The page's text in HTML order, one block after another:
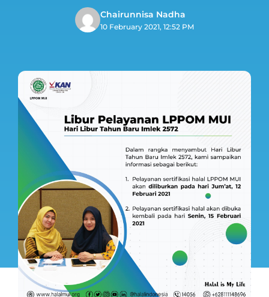
Chairunnisa Nadha
10 February 2021, 12:52 PM